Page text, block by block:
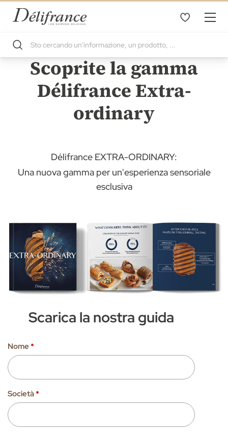
Scoprite la gamma
Délifrance Extra-
ordinary
Délifrance EXTRA-ORDINARY:
Una nuova gamma per un'esperienza sensoriale
esclusiva
Scarica la nostra guida
Nome*
Società*